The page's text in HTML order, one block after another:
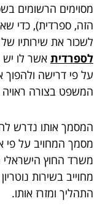
מסוימים הרשומים
הזה, ספרדית), כדי
לשכור את שירותיו
לספרדית אשר לו יש
על פי דרישה
המשפט בצורה
המסמך אותו נדרש
מסמך המחויב על
משרד החוץ
מחוייב בשירות
התהליך ומזרז אותו.